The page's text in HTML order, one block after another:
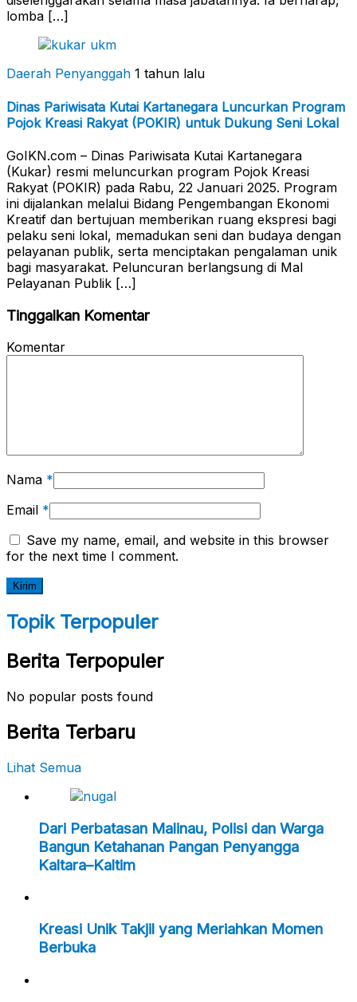
lomba […]
Daerah Penyanggah 1 tahun lalu
Dinas Pariwisata Kutai Kartanegara Luncurkan Program
Pojok Kreasi Rakyat (POKIR) untuk Dukung Seni Lokal
GoIKN.com – Dinas Pariwisata Kutai Kartanegara
(Kukar) resmi meluncurkan program Pojok Kreasi
Rakyat (POKIR) pada Rabu, 22 Januari 2025. Program
ini dijalankan melalui Bidang Pengembangan Ekonomi
Kreatif dan bertujuan memberikan ruang ekspresi bagi
pelaku seni lokal, memadukan seni dan budaya dengan
pelayanan publik, serta menciptakan pengalaman unik
bagi masyarakat. Peluncuran berlangsung di Mal
Pelayanan Publik […]
Tinggalkan Komentar
Komentar
Nama *
Email *
Save my name, email, and website in this browser
for the next time I comment.
Topik Terpopuler
Berita Terpopuler
No popular posts found
Berita Terbaru
Lihat Semua
Dari Perbatasan Malinau, Polisi dan Warga
Bangun Ketahanan Pangan Penyangga
Kaltara–Kaltim
Kreasi Unik Takjil yang Meriahkan Momen
Berbuka